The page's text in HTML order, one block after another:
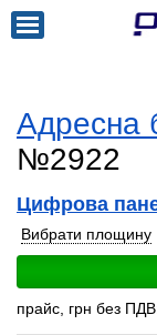
Адресна
№2922
Цифрова
Вибрати площину
прайс, грн без